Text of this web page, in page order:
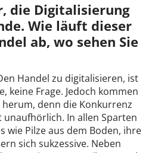
die Digitalisierung
Wie läuft dieser
ab, wo sehen Sie
Handel zu digitalisieren, ist
keine Frage. Jedoch kommen
denn die Konkurrenz
unaufhörlich. In allen Sparten
wie Pilze aus dem Boden, ihre
sich sukzessive. Neben